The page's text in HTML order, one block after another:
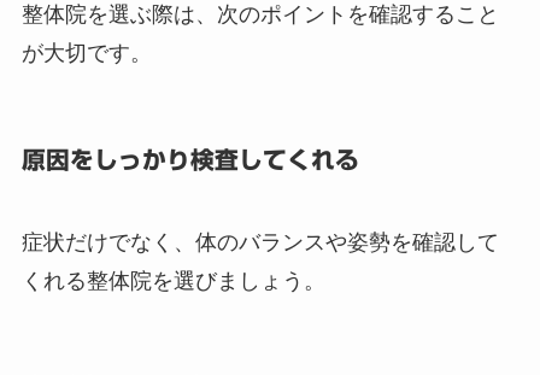
整体院を選ぶ際は、次のポイントを確認すること
が大切です。
原因をしっかり検査してくれる
症状だけでなく、体のバランスや姿勢を確認して
くれる整体院を選びましょう。